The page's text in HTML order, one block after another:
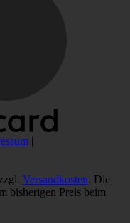
|
Versandkosten. Die
bisherigen Preis beim